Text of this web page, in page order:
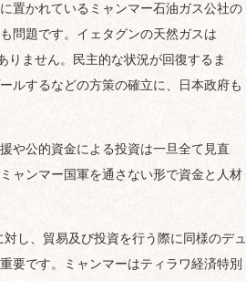
置かれているミャンマー石油ガス公社の
問題です。イェタグンの天然ガスは
りません。民主的な状況が回復するま
ルするなどの方策の確立に、日本政府も
や公的資金による投資は一旦全て見直
ャンマー国軍を通さない形で資金と人材
し、貿易及び投資を行う際に同様のデュ
要です。ミャンマーはティラワ経済特別